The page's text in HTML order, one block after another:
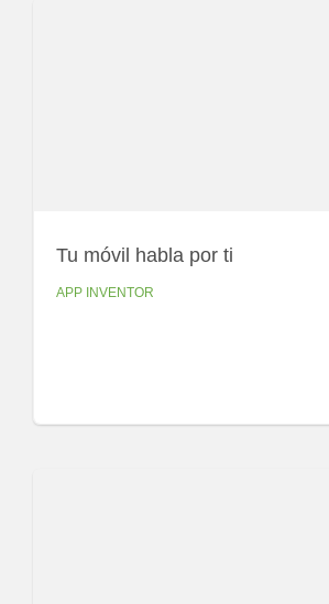
Tu móvil habla por ti
APP INVENTOR